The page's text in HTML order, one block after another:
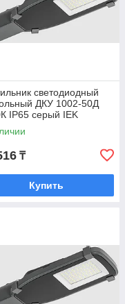
сейчас.
светодиодный
ДКУ 1002-50Д
IP65 серый IEK
₸
Купить